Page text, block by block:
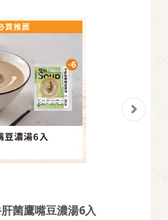
肝菌鷹嘴豆濃湯6入